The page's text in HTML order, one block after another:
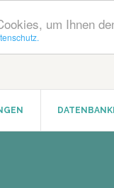
um Ihnen